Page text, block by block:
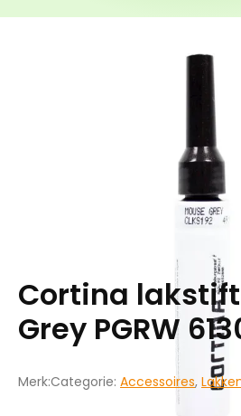
Cortina
Grey PGRW
Merk:Categorie: Accessoires,